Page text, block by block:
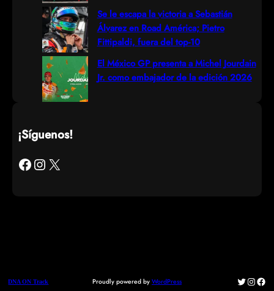
Se le escapa la victoria a Sebastián
Álvarez en Road América; Pietro
Fittipaldi, fuera del top-10
El México GP presenta a Michel Jourdain
Jr. como embajador de la edición 2026
¡Síguenos!
Facebook Instagram X
DNA ON Track Proudly powered by WordPress Twitter